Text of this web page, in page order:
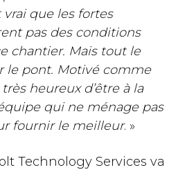
vrai que les fortes
pas des conditions
chantier. Mais tout le
le pont. Motivé comme
heureux d’être à la
qui ne ménage pas
fournir le meilleur. »
Technology Services va